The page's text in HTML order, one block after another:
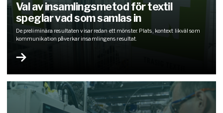
Val av insamlingsmetod för textil
speglar vad som samlas in
De preliminära resultaten visar redan ett mönster. Plats, kontext likväl som
kommunikation påverkar insamlingens resultat.